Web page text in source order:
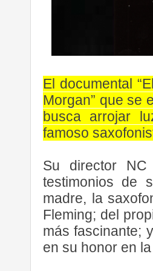
El documental
Morgan” que se
busca arrojar
famoso
Su director
testimonios de
madre, la
Fleming; del
más fascinante;
en su honor en